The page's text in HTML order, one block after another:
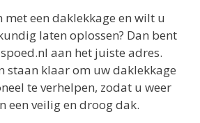
met een daklekkage en wilt u
laten oplossen? Dan bent
aan het juiste adres.
staan klaar om uw daklekkage
te verhelpen, zodat u weer
een veilig en droog dak.